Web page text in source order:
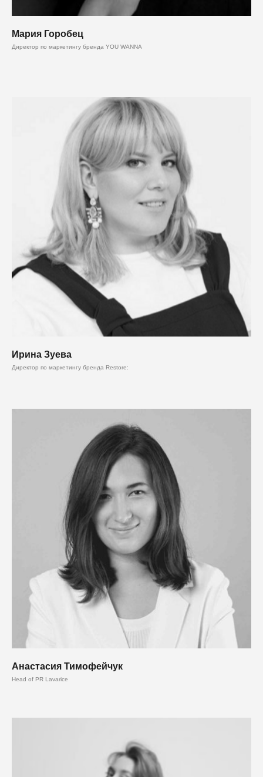
Мария Горобец
Директор по маркетингу бренда YOU WANNA
Ирина Зуева
Директор по маркетингу бренда Restore:
Анастасия Тимофейчук
Head of PR Lavarice